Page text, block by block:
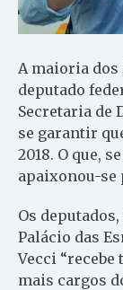
A maioria dos
deputado
Secretaria de
se garantir
2018. O que,
apaixonou-
Os
Palácio das
Vecci
mais cargos